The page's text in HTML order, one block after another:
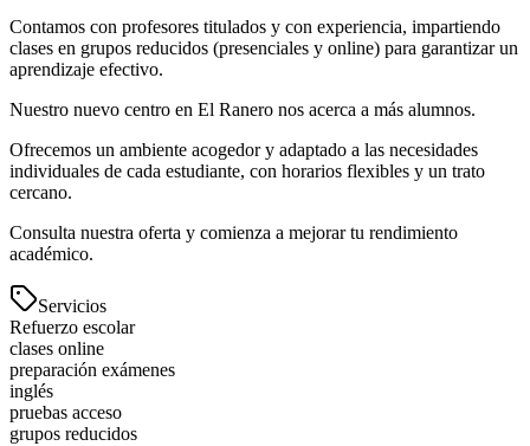
Contamos con profesores titulados y con experiencia, impartiendo
clases en grupos reducidos (presenciales y online) para garantizar un
aprendizaje efectivo.
Nuestro nuevo centro en El Ranero nos acerca a más alumnos.
Ofrecemos un ambiente acogedor y adaptado a las necesidades
individuales de cada estudiante, con horarios flexibles y un trato
cercano.
Consulta nuestra oferta y comienza a mejorar tu rendimiento
académico.
Servicios
Refuerzo escolar
clases online
preparación exámenes
inglés
pruebas acceso
grupos reducidos